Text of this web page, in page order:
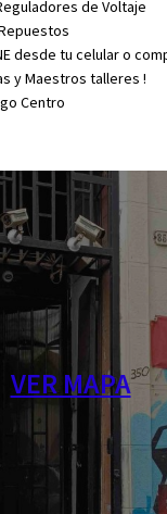
de Voltaje
desde tu celular o
y Maestros talleres !
Centro
VER MAPA